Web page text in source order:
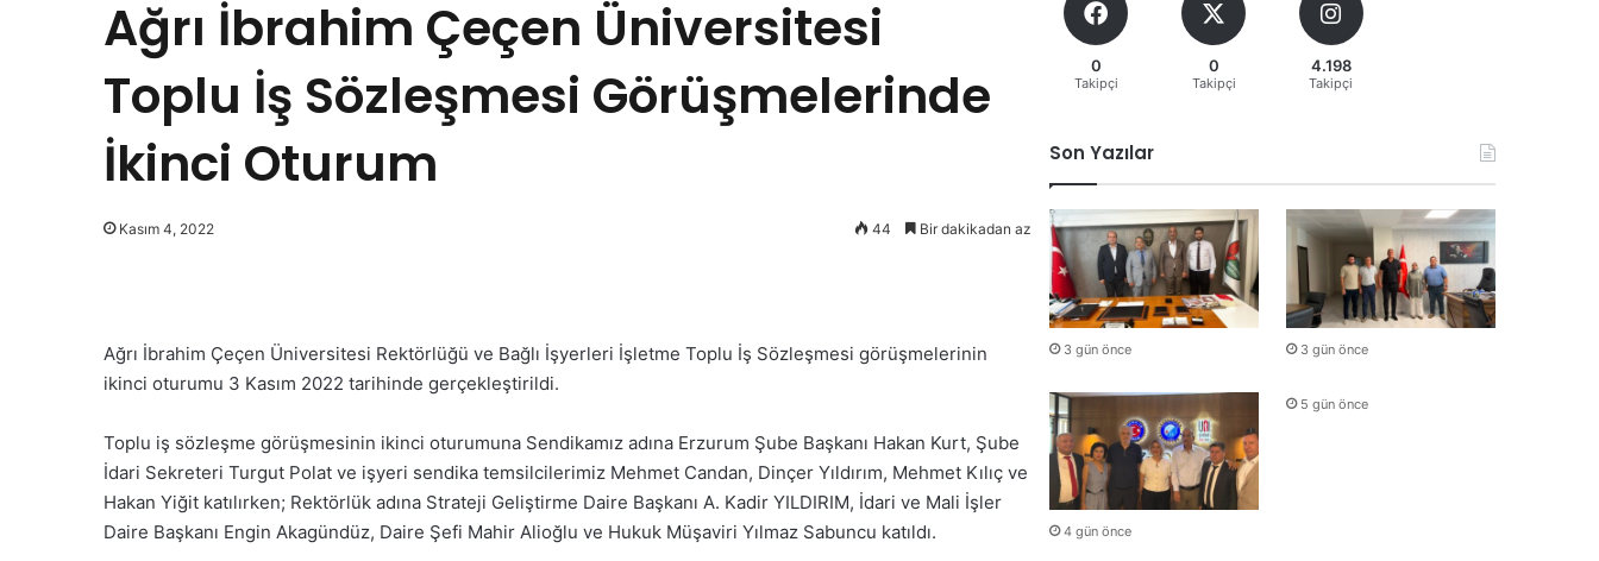
Ağrı İbrahim Çeçen Üniversitesi
Toplu İş Sözleşmesi Görüşmelerinde
İkinci Oturum
Kasım 4, 2022 44 Bir dakikadan az
Ağrı İbrahim Çeçen Üniversitesi Rektörlüğü ve Bağlı İşyerleri İşletme Toplu İş Sözleşmesi görüşmelerinin
ikinci oturumu 3 Kasım 2022 tarihinde gerçekleştirildi.
Toplu iş sözleşme görüşmesinin ikinci oturumuna Sendikamız adına Erzurum Şube Başkanı Hakan Kurt, Şube
İdari Sekreteri Turgut Polat ve işyeri sendika temsilcilerimiz Mehmet Candan, Dinçer Yıldırım, Mehmet Kılıç ve
Hakan Yiğit katılırken; Rektörlük adına Strateji Geliştirme Daire Başkanı A. Kadir YILDIRIM, İdari ve Mali İşler
Daire Başkanı Engin Akagündüz, Daire Şefi Mahir Alioğlu ve Hukuk Müşaviri Yılmaz Sabuncu katıldı.
0
Takipçi
0
Takipçi
4.198
Takipçi
Son Yazılar
3 gün önce 3 gün önce
4 gün önce
5 gün önce